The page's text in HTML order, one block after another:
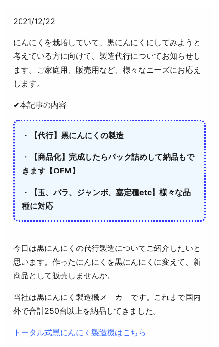
2021/12/22
にんにくを栽培していて、黒にんにくにしてみようと
考えている方に向けて、製造代行についてお知らせし
ます。ご家庭用、販売用など、様々なニーズにお応え
します。
✔本記事の内容
・ 【代行】黒にんにくの製造
・
【商品化】完成したらパック詰めして納品もで
きます【OEM】
・
【玉、バラ、ジャンボ、嘉定種etc】様々な品
種に対応
今日は黒にんにくの代行製造についてご紹介したいと
思います。作ったにんにくを黒にんにくに変えて、新
商品として販売しませんか。
当社は黒にんにく製造機メーカーです。これまで国内
外で合計250台以上を納品してきました。
トータル式黒にんにく製造機はこちら